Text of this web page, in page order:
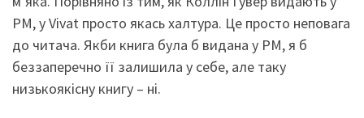
РМ, у Vivat просто якась халтура. Це просто неповага
до читача. Якби книга була б видана у РМ, я б
беззаперечно її залишила у себе, але таку
низькоякісну книгу – ні.